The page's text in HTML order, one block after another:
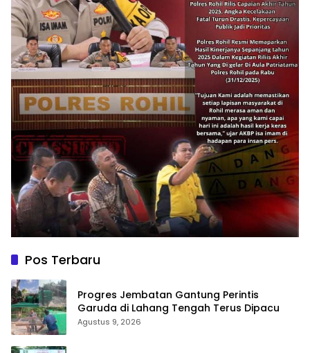
Pos Terbaru
Progres Jembatan Gantung Perintis
Garuda di Lahang Tengah Terus Dipacu
Agustus 9, 2026